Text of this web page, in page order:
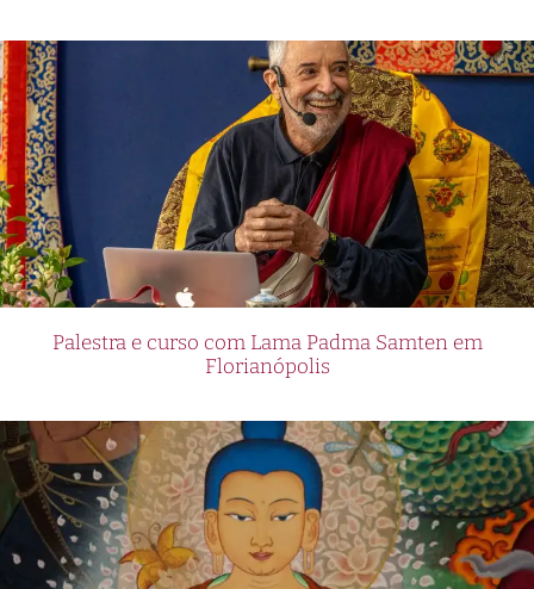
Palestra e curso com Lama Padma Samten em
Florianópolis